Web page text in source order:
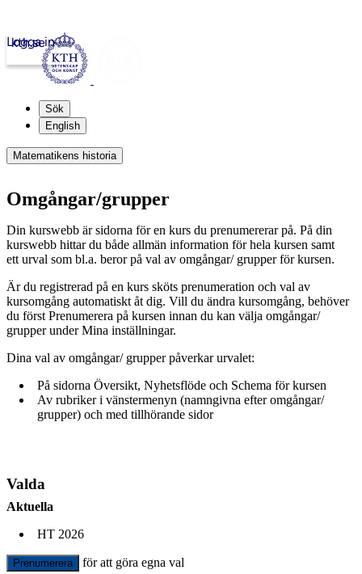
kth.se
Logga in
Sök
English
Matematikens historia
Omgångar/grupper
Din kurswebb är sidorna för en kurs du prenumererar på. På din
kurswebb hittar du både allmän information för hela kursen samt
ett urval som bl.a. beror på val av omgångar/ grupper för kursen.
Är du registrerad på en kurs sköts prenumeration och val av
kursomgång automatiskt åt dig. Vill du ändra kursomgång, behöver
du först Prenumerera på kursen innan du kan välja omgångar/
grupper under Mina inställningar.
Dina val av omgångar/ grupper påverkar urvalet:
På sidorna Översikt, Nyhetsflöde och Schema för kursen
Av rubriker i vänstermenyn (namngivna efter omgångar/
grupper) och med tillhörande sidor
Valda
Aktuella
HT 2026
Prenumerera för att göra egna val